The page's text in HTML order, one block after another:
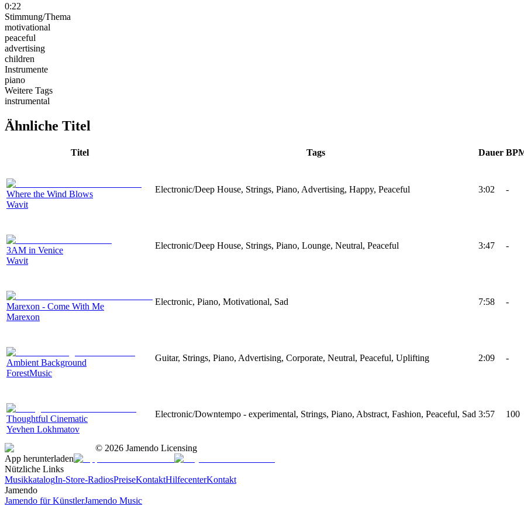
0:22
Stimmung/Thema
motivational
peaceful
advertising
children
Instrumente
piano
Weitere Tags
instrumental
Ähnliche Titel
Titel Tags Dauer
Where the Wind Blows
Wavit
Electronic/Deep House, Strings, Piano, Advertising, Happy, Peaceful 3:02 -
3AM in Venice
Wavit
Electronic/Deep House, Strings, Piano, Lounge, Neutral, Peaceful 3:47 -
Marexon - Come With Me
Marexon
Electronic, Piano, Motivational, Sad 7:58 -
Ambient Background
ForestMusic
Guitar, Strings, Piano, Advertising, Corporate, Neutral, Peaceful, Uplifting 2:09 -
Thoughtful Cinematic
Yevhen Lokhmatov
Electronic/Downtempo - experimental, Strings, Piano, Abstract, Fashion, Peaceful, Sad 3:57 100
© 2026 Jamendo Licensing
App herunterladen
Nützliche Links
MusikkatalogIn-Store-RadiosPreiseKontaktHilfecenterKontakt
Jamendo
Jamendo für KünstlerJamendo Music